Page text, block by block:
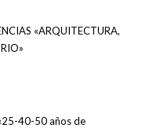
«ARQUITECTURA,
40-50 años de